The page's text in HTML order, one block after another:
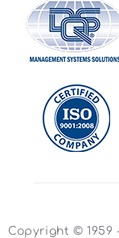
Copyright © 1959